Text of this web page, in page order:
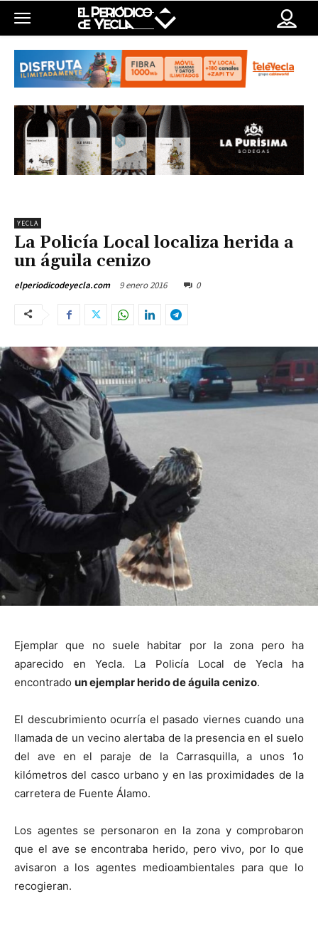
YECLA
La Policía Local localiza herida a
un águila cenizo
elperiodicodeyecla.com 9 enero 2016 0
Ejemplar que no suele habitar por la zona pero ha
aparecido en Yecla. La Policía Local de Yecla ha
encontrado un ejemplar herido de águila cenizo.
El descubrimiento ocurría el pasado viernes cuando una
llamada de un vecino alertaba de la presencia en el suelo
del ave en el paraje de la Carrasquilla, a unos 1o
kilómetros del casco urbano y en las proximidades de la
carretera de Fuente Álamo.
Los agentes se personaron en la zona y comprobaron
que el ave se encontraba herido, pero vivo, por lo que
avisaron a los agentes medioambientales para que lo
recogieran.